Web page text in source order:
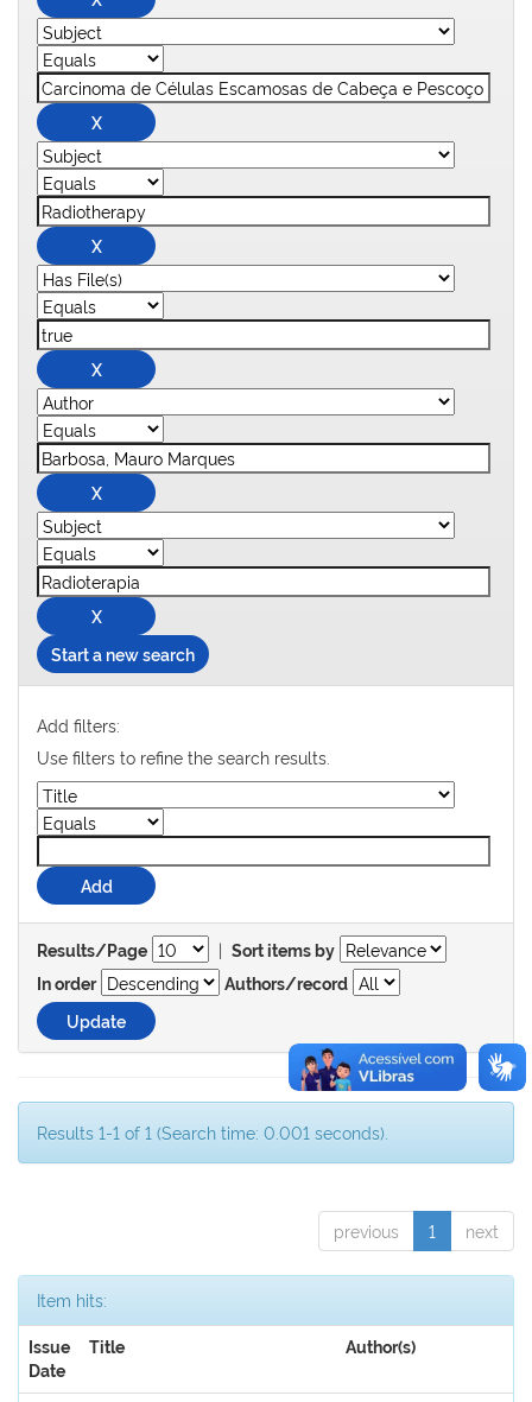
Start a new search
Add filters:
Use filters to refine the search results.
Results/Page | Sort items by
In order
Authors/record
Results 1-1 of 1 (Search time: 0.001 seconds).
previous 1 next
Item hits:
Issue
Date
Title Author(s)